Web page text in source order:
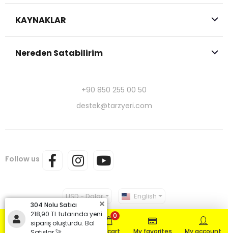
KAYNAKLAR
Nereden Satabilirim
+90 850 255 00 50
destek@tarzyeri.com
Follow us
USD - Dolar English
Home page Products My cart
0
My favorites
My account
304 Nolu Satıcı
218,90 TL tutarında yeni
sipariş oluşturdu. Bol